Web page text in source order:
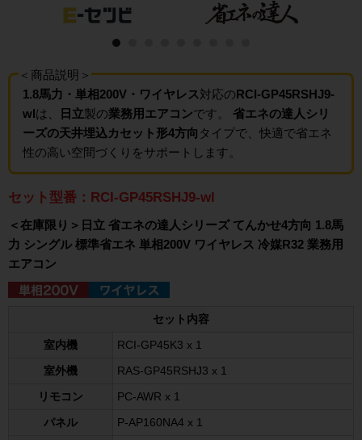
＜商品説明＞
1.8馬力・単相200V・ワイヤレス対応のRCI-GP45RSHJ9-
wlは、 日立製の業務用エアコンです。 省エネの達人シリ
ーズの天井埋込カセット形4方向 タイプで、快適で省エネ
性の高い空間づくりをサポートします。
セット型番：RCI-GP45RSHJ9-wl
＜在庫限り＞日立 省エネの達人シリーズ てんかせ4方向 1.8馬
力 シングル 標準省エネ 単相200V ワイヤレス 冷媒R32 業務用
エアコン
セット内容
室内機 RCI-GP45K3 x 1
室外機 RAS-GP45RSHJ3 x 1
リモコン PC-AWR x 1
パネル P-AP160NA4 x 1